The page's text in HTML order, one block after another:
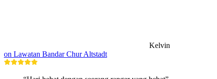
Kelvin
on Lawatan Bandar Chur Altstadt